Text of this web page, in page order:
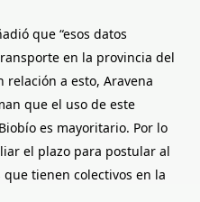
que “esos datos
en la provincia del
relación a esto, Aravena
que el uso de este
es mayoritario. Por lo
el plazo para postular al
tienen colectivos en la